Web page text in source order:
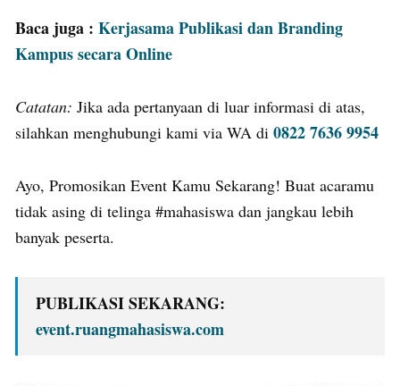
Baca juga : Kerjasama Publikasi dan Branding
Kampus secara Online
Catatan: Jika ada pertanyaan di luar informasi di atas,
silahkan menghubungi kami via WA di 0822 7636 9954
Ayo, Promosikan Event Kamu Sekarang! Buat acaramu
tidak asing di telinga #mahasiswa dan jangkau lebih
banyak peserta.
PUBLIKASI SEKARANG:
event.ruangmahasiswa.com